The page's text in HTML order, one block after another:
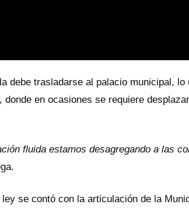
debe trasladarse al palacio municipal,
en ocasiones se requiere
fluida estamos desagregando a las
se contó con la articulación de la